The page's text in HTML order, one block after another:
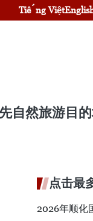
Tiếng Việt
自然旅游目
点击最
2026年顺化